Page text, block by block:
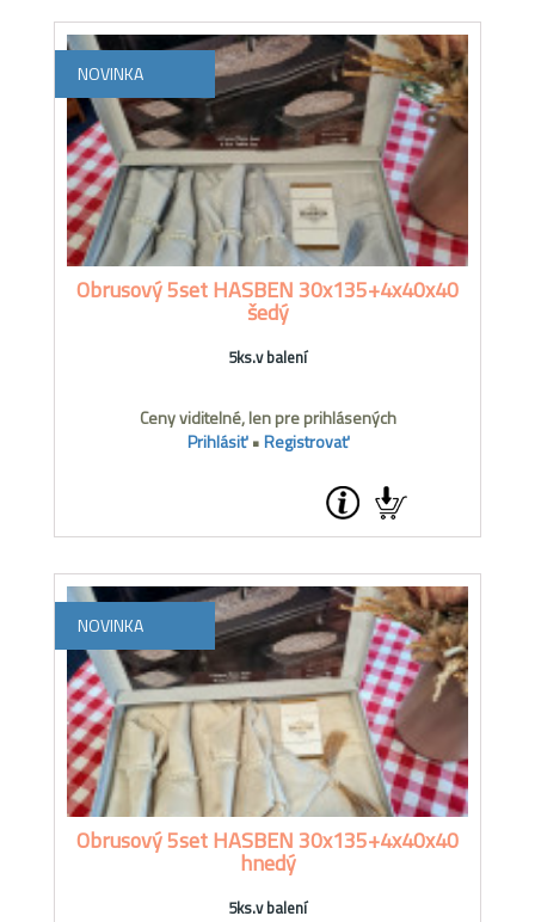
NOVINKA
Obrusový 5set HASBEN 30x135+4x40x40
šedý
5ks.v balení
Ceny viditelné, len pre prihlásených
Prihlásiť•Registrovať
NOVINKA
Obrusový 5set HASBEN 30x135+4x40x40
hnedý
5ks.v balení